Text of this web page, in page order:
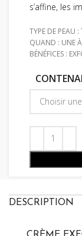
s’affine, les
TYPE DE PEAU :
QUAND : UNE
BÉNÉFICES :
DESCRIPTION